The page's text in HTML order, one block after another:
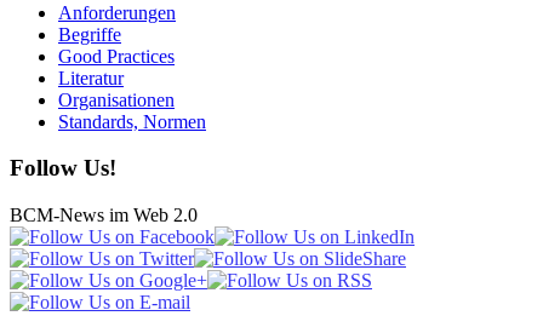
Anforderungen
Begriffe
Good Practices
Literatur
Organisationen
Standards, Normen
Follow Us!
BCM-News im Web 2.0